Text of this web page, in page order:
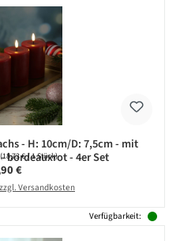
- H: 10cm/D: 7,5cm - mit
bordeauxrot - 4er Set
(18,73 € / 1 Stück)
Preis:
€
Versandkosten
Verfügbarkeit: